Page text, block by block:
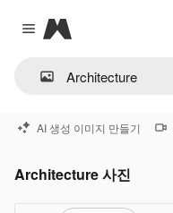
Close menu
Magnific
AI 생성 이미지 만들기
Architecture 사진